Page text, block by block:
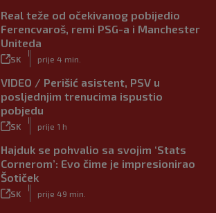
Real teže od očekivanog pobijedio
Ferencvaroš, remi PSG-a i Manchester
Uniteda
SK prije 4 min.
VIDEO / Perišić asistent, PSV u
posljednjim trenucima ispustio
pobjedu
SK prije 1 h
Hajduk se pohvalio sa svojim ‘Stats
Cornerom’: Evo čime je impresionirao
Šotiček
SK prije 49 min.